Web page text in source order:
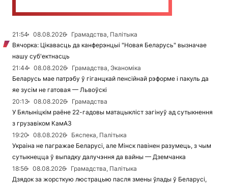
21:54 08.08.2026
Грамадства, Палітыка
Вячорка: Цікавасць да канферэнцыі "Новая Беларусь" вызначае
нашу суб'ектнасць
21:44
08.08.2026
Грамадства, Эканоміка
Беларусь мае патрэбу ў гіганцкай пенсійнай рэформе і пакуль да
яе зусім не гатовая — Львоўскі
20:13
08.08.2026
Грамадства
У Бялыніцкім раёне 22-гадовы матацыкліст загінуў ад сутыкнення
з грузавіком КамАЗ
19:20
08.08.2026
Бяспека, Палітыка
Украіна не пагражае Беларусі, але Мінск павінен разумець, з чым
сутыкнецца ў выпадку далучэння да вайны — Дземчанка
18:56
08.08.2026
Грамадства, Палітыка
Дзядок за жорсткую люстрацыю пасля змены ўлады ў Беларусі,